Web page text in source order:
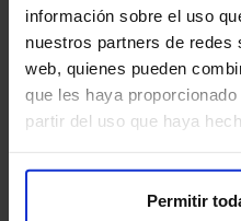
información sobre el uso
nuestros partners de redes
web, quienes pueden
que les haya
partir del uso que haya
Permitir
Abba-sidahmed
HM Madrid Río
HM